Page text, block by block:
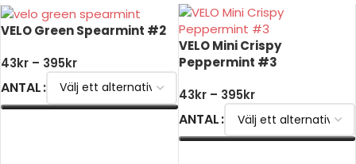
VELO Green Spearmint #2
43kr – 395kr
ANTAL
VELO Mini Crispy
Peppermint #3
43kr – 395kr
ANTAL